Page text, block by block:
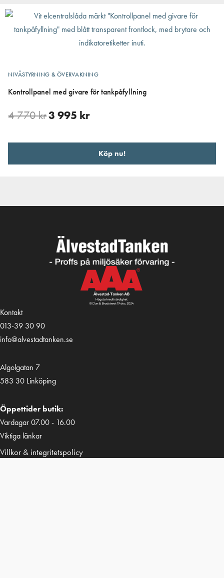
NIVÅSTYRNING & ÖVERVAKNING
Kontrollpanel med givare för tankpåfyllning
4 770kr3 995 kr
Köp nu!
Kontakt
013-39 30 90
info@alvestadtanken.se
Algolgatan 7
583 30 Linköping
Öppettider butik:
Vardagar 07.00 - 16.00
Viktiga länkar
Villkor & integritetspolicy